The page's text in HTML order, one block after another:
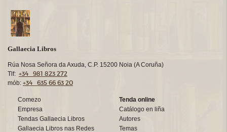
Gallaecia Libros
Rúa Nosa Señora da Axuda, C.P. 15200 Noia (A Coruña)
Tlf: +34 981 823 272
mób: +34 635 66 63 20
Comezo
Empresa
Tendas Gallaecia Libros
Gallaecia Libros nas Redes
Tenda online
Catálogo en liña
Autores
Temas